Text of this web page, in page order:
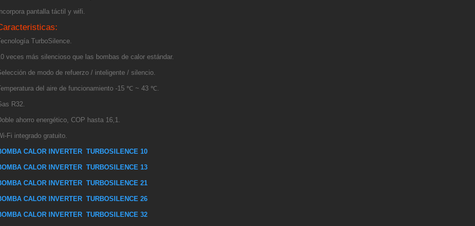
Incorpora pantalla táctil y wifi.
TurboSilence.
veces más silencioso que las bombas de calor estándar.
de modo de refuerzo / inteligente / silencio.
del aire de funcionamiento -15 ℃ ~ 43 ℃.
R32.
ahorro energético, COP hasta 16,1.
Fi integrado gratuito.
CALOR INVERTER TURBOSILENCE 10
CALOR INVERTER TURBOSILENCE 13
CALOR INVERTER TURBOSILENCE 21
CALOR INVERTER TURBOSILENCE 26
CALOR INVERTER TURBOSILENCE 32